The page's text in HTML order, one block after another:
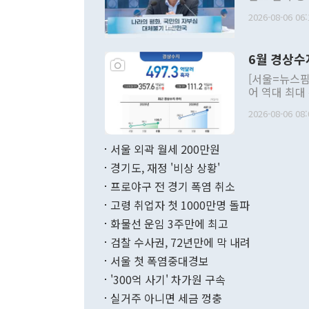
발언 중에는
주의적 희망
관의 대북
관 부처 장
관의 무리한
다. [정동영 통일부 장관이 지난달 23일 오후 서울 종로구 정부서울청사에
무너졌다고
함께 4자 대
2026-08-06
6월 경상
[서울=뉴스
어 역대 최
료=한국은행] 한국은행이 6일 발표한 '2026년 6월 국제수지(잠정)'
며 월간 기
196.9% 급
수출은
2026-08-06
서울 외곽 월세 200만원
경기도, 재정 '비상 상황'
프로야구 전 경기 폭염 취소
고령 취업자 첫 1000만명 돌파
화물선 운임 3주만에 최고
검찰 수사권, 72년만에 막 내려
서울 첫 폭염중대경보
'300억 사기' 차가원 구속
실거주 아니면 세금 껑충